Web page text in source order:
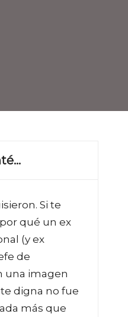
Si te
qué un ex
(y ex
de
una imagen
digna no fue
más que